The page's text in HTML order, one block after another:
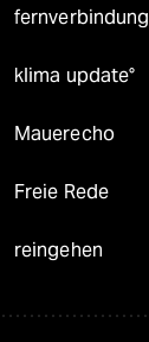
fernverbindung
klima update°
Mauerecho
Freie Rede
reingehen